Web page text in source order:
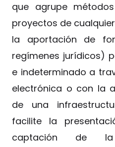
que agrupe
proyectos de
la aportación de
regímenes jurídicos)
e indeterminado a
electrónica o con la
de una
facilite la
captación de